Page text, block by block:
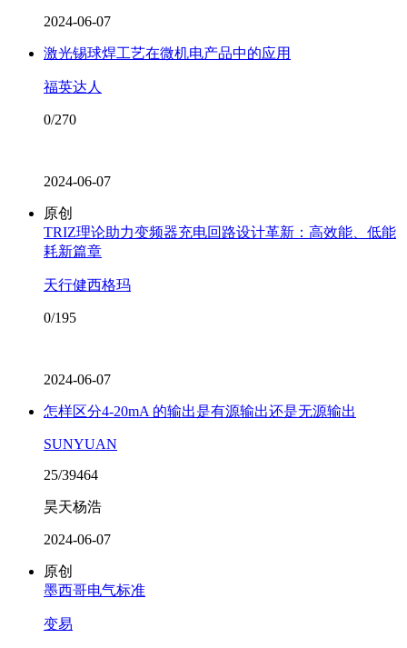
2024-06-07
激光锡球焊工艺在微机电产品中的应用
福英达人
0/270
2024-06-07
原创
TRIZ理论助力变频器充电回路设计革新：高效能、低能
耗新篇章
天行健西格玛
0/195
2024-06-07
怎样区分4-20mA 的输出是有源输出还是无源输出
SUNYUAN
25/39464
昊天杨浩
2024-06-07
原创
墨西哥电气标准
变易